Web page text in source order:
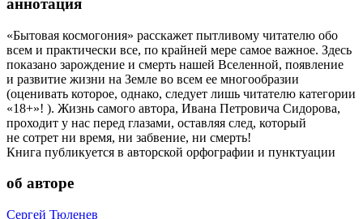
аннотация
«Бытовая космогония» расскажет пытливому читателю обо
всем и практически все, по крайней мере самое важное. Здесь
показано зарождение и смерть нашей Вселенной, появление
и развитие жизни на Земле во всем ее многообразии
(оценивать которое, однако, следует лишь читателю категории
«18+»! ). Жизнь самого автора, Ивана Петровича Сидорова,
проходит у нас перед глазами, оставляя след, который
не сотрет ни время, ни забвение, ни смерть!
Книга публикуется в авторской орфографии и пунктуации
об авторе
Сергей Тюленев